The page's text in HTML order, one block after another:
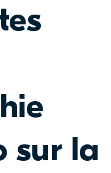
sur la